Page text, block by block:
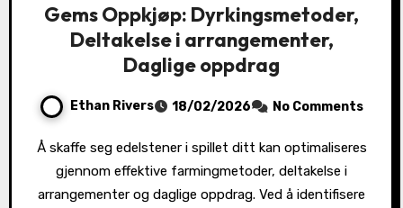
Gems Oppkjøp: Dyrkingsmetoder,
Deltakelse i arrangementer,
Daglige oppdrag
Ethan Rivers 18/02/2026 No Comments
Å skaffe seg edelstener i spillet ditt kan optimaliseres
gjennom effektive farmingmetoder, deltakelse i
arrangementer og daglige oppdrag. Ved å identifisere